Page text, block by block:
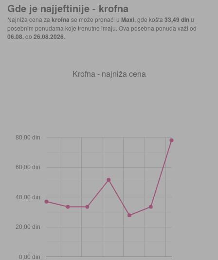
Gde je najjeftinije - krofna
Najniža cena za krofna se može pronaći u Maxi , gde košta 33,49 din u
posebnim ponudama koje trenutno imaju. Ova posebna ponuda važi od
06.08.do 26.08.2026
Krofna - najniža cena
0,00 din
20,00 din
40,00 din
60,00 din
80,00 din